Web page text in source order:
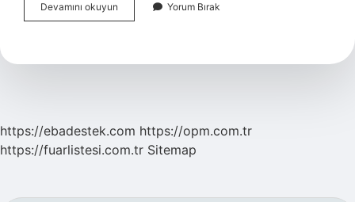
Devamını okuyun
Hangi
Ürünü
Yorum Bırak
https://ebadestek.com https://opm.com.tr
https://fuarlistesi.com.tr Sitemap